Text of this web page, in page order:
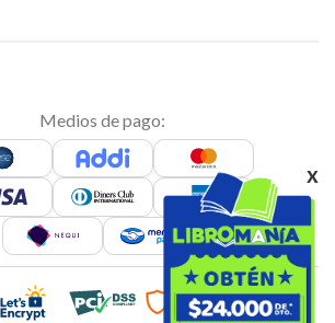
x
Medios de pago: